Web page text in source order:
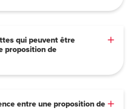
qui peuvent être
proposition de
entre une proposition de